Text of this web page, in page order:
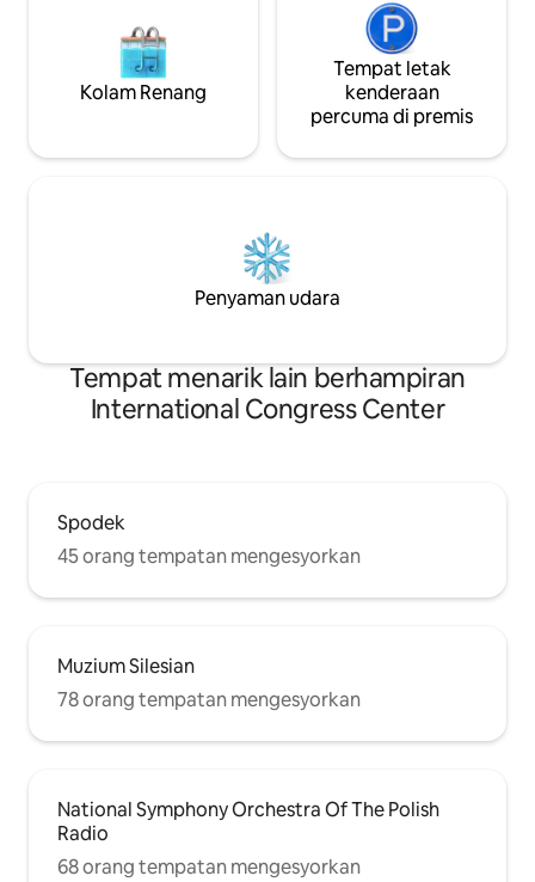
Kolam Renang
Tempat letak
kenderaan
percuma di premis
Penyaman udara
Tempat menarik lain berhampiran
International Congress Center
Spodek
45 orang tempatan mengesyorkan
Muzium Silesian
78 orang tempatan mengesyorkan
National Symphony Orchestra Of The Polish
Radio
68 orang tempatan mengesyorkan